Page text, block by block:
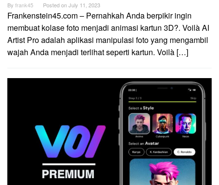
By frank45 Posted onJuly 11, 2023
Frankenstein45.com – Pernahkah Anda berpikir ingin
membuat kolase foto menjadi animasi kartun 3D?. Voilà AI
Artist Pro adalah aplikasi manipulasi foto yang mengambil
wajah Anda menjadi terlihat seperti kartun. Voilà […]